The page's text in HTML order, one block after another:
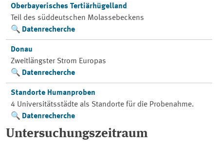
Oberbayerisches Tertiärhügelland
Teil des süddeutschen Molassebeckens
Datenrecherche
Donau
Zweitlängster Strom Europas
Datenrecherche
Standorte Humanproben
4 Universitätsstädte als Standorte für die Probenahme.
Datenrecherche
Untersuchungszeitraum